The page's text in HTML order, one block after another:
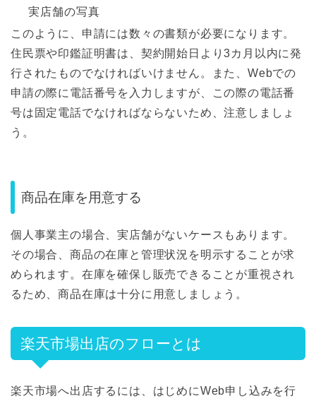
実店舗の写真
このように、申請には数々の書類が必要になります。
住民票や印鑑証明書は、契約開始日より3カ月以内に発
行されたものでなければいけません。また、Webでの
申請の際に電話番号を入力しますが、この際の電話番
号は固定電話でなければならないため、注意しましょ
う。
商品在庫を用意する
個人事業主の場合、実店舗がないケースもあります。
その場合、商品の在庫と管理状況を明示することが求
められます。在庫を確保し販売できることが重視され
るため、商品在庫は十分に用意しましょう。
楽天市場出店のフローとは
楽天市場へ出店するには、はじめにWeb申し込みを行